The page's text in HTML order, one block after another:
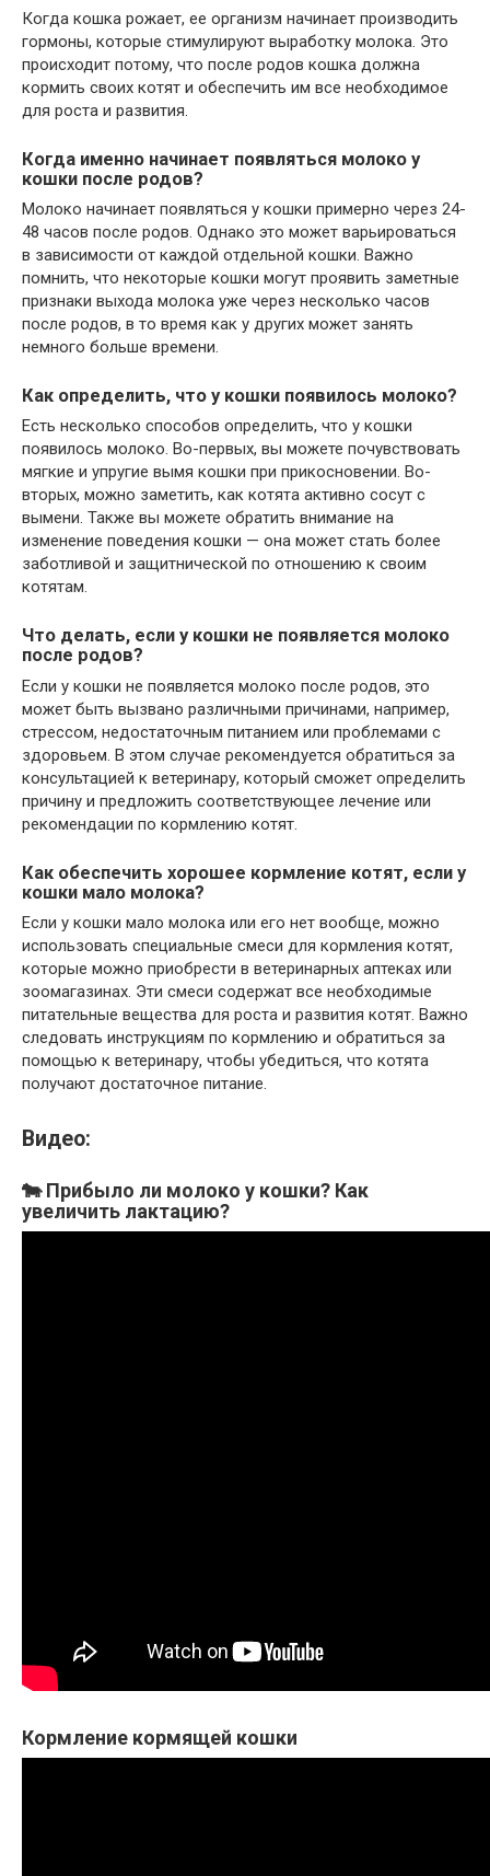
Когда кошка рожает, ее организм начинает производить
гормоны, которые стимулируют выработку молока. Это
происходит потому, что после родов кошка должна
кормить своих котят и обеспечить им все необходимое
для роста и развития.
Когда именно начинает появляться молоко у
кошки после родов?
Молоко начинает появляться у кошки примерно через 24-
48 часов после родов. Однако это может варьироваться
в зависимости от каждой отдельной кошки. Важно
помнить, что некоторые кошки могут проявить заметные
признаки выхода молока уже через несколько часов
после родов, в то время как у других может занять
немного больше времени.
Как определить, что у кошки появилось молоко?
Есть несколько способов определить, что у кошки
появилось молоко. Во-первых, вы можете почувствовать
мягкие и упругие вымя кошки при прикосновении. Во-
вторых, можно заметить, как котята активно сосут с
вымени. Также вы можете обратить внимание на
изменение поведения кошки — она может стать более
заботливой и защитнической по отношению к своим
котятам.
Что делать, если у кошки не появляется молоко
после родов?
Если у кошки не появляется молоко после родов, это
может быть вызвано различными причинами, например,
стрессом, недостаточным питанием или проблемами с
здоровьем. В этом случае рекомендуется обратиться за
консультацией к ветеринару, который сможет определить
причину и предложить соответствующее лечение или
рекомендации по кормлению котят.
Как обеспечить хорошее кормление котят, если у
кошки мало молока?
Если у кошки мало молока или его нет вообще, можно
использовать специальные смеси для кормления котят,
которые можно приобрести в ветеринарных аптеках или
зоомагазинах. Эти смеси содержат все необходимые
питательные вещества для роста и развития котят. Важно
следовать инструкциям по кормлению и обратиться за
помощью к ветеринару, чтобы убедиться, что котята
получают достаточное питание.
Видео:
🐄 Прибыло ли молоко у кошки? Как
увеличить лактацию?
Кормление кормящей кошки